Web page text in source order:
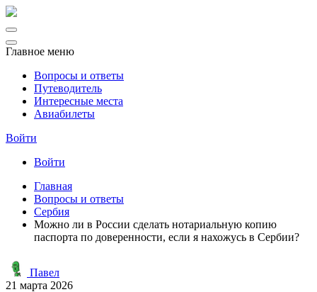
Главное меню
Вопросы и ответы
Путеводитель
Интересные места
Авиабилеты
Войти
Войти
Главная
Вопросы и ответы
Сербия
Можно ли в России сделать нотариальную копию
паспорта по доверенности, если я нахожусь в Сербии?
Павел
21 марта 2026